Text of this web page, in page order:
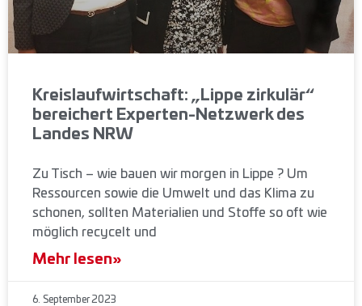
Kreislaufwirtschaft: „Lippe zirkulär“
bereichert Experten-Netzwerk des
Landes NRW
Zu Tisch – wie bauen wir morgen in Lippe ? Um
Ressourcen sowie die Umwelt und das Klima zu
schonen, sollten Materialien und Stoffe so oft wie
möglich recycelt und
Mehr lesen»
6. September 2023